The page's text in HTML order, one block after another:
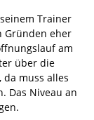
Trainer
Gründen eher
am
über die
da muss alles
Das Niveau an